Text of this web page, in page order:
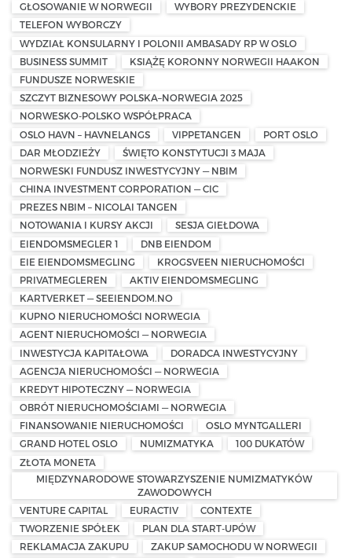
GŁOSOWANIE W NORWEGII
WYBORY PREZYDENCKIE
TELEFON WYBORCZY
WYDZIAŁ KONSULARNY I POLONII AMBASADY RP W OSLO
BUSINESS SUMMIT
KSIĄŻĘ KORONNY NORWEGII HAAKON
FUNDUSZE NORWESKIE
SZCZYT BIZNESOWY POLSKA–NORWEGIA 2025
NORWESKO-POLSKO WSPÓŁPRACA
OSLO HAVN – HAVNELANGS
VIPPETANGEN
PORT OSLO
DAR MŁODZIEŻY
ŚWIĘTO KONSTYTUCJI 3 MAJA
NORWESKI FUNDUSZ INWESTYCYJNY — NBIM
CHINA INVESTMENT CORPORATION — CIC
PREZES NBIM – NICOLAI TANGEN
NOTOWANIA I KURSY AKCJI
SESJA GIEŁDOWA
EIENDOMSMEGLER 1
DNB EIENDOM
EIE EIENDOMSMEGLING
KROGSVEEN NIERUCHOMOŚCI
PRIVATMEGLEREN
AKTIV EIENDOMSMEGLING
KARTVERKET — SEEIENDOM.NO
KUPNO NIERUCHOMOŚCI NORWEGIA
AGENT NIERUCHOMOŚCI — NORWEGIA
INWESTYCJA KAPITAŁOWA
DORADCA INWESTYCYJNY
AGENCJA NIERUCHOMOŚCI — NORWEGIA
KREDYT HIPOTECZNY — NORWEGIA
OBRÓT NIERUCHOMOŚCIAMI — NORWEGIA
FINANSOWANIE NIERUCHOMOŚCI
OSLO MYNTGALLERI
GRAND HOTEL OSLO
NUMIZMATYKA
100 DUKATÓW
ZŁOTA MONETA
MIĘDZYNARODOWE STOWARZYSZENIE NUMIZMATYKÓW
ZAWODOWYCH
VENTURE CAPITAL
EURACTIV
CONTEXTE
TWORZENIE SPÓŁEK
PLAN DLA START-UPÓW
REKLAMACJA ZAKUPU
ZAKUP SAMOCHODU W NORWEGII